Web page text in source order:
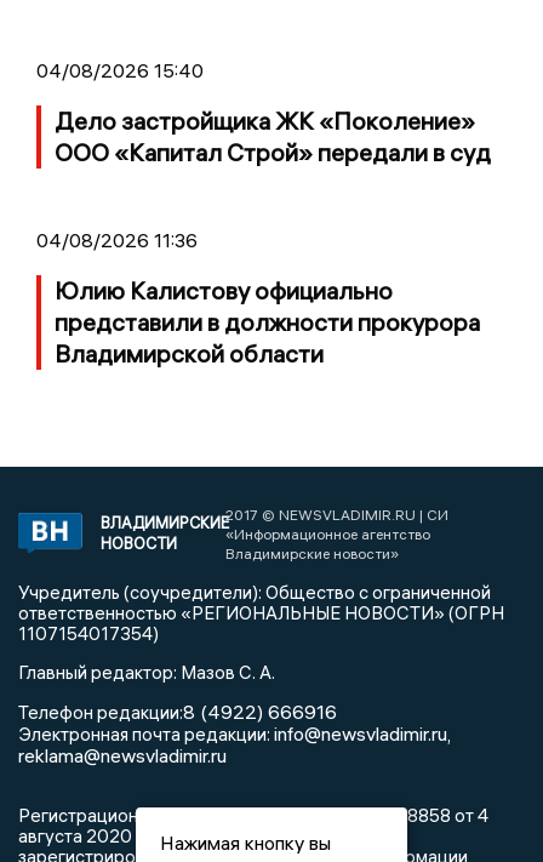
04/08/2026 15:40
Дело застройщика ЖК «Поколение»
ООО «Капитал Строй» передали в суд
04/08/2026 11:36
Юлию Калистову официально
представили в должности прокурора
Владимирской области
ВЛАДИМИРСКИЕ
НОВОСТИ
2017 © NEWSVLADIMIR.RU | СИ
«Информационное агентство
Владимирские новости»
Учредитель (соучредители): Общество с ограниченной
ответственностью «РЕГИОНАЛЬНЫЕ НОВОСТИ» (ОГРН
1107154017354)
Главный редактор: Мазов С. А.
Телефон редакции:8 (4922) 666916
Электронная почта редакции: info@newsvladimir.ru,
reklama@newsvladimir.ru
Регистрационный номер: серия Эл № ФС77-78858 от 4
августа 2020 г. согласно выписке из реестра
зарегистрированных средств массовой информации
Нажимая кнопку вы